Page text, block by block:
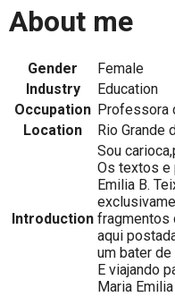
About me
Gender
Female
Industry
Education
Occupation Professora
Location
Rio Grande
Introduction
Sou
Os textos e
Emilia B.
fragmentos
aqui
um bater de
E viajando
Maria